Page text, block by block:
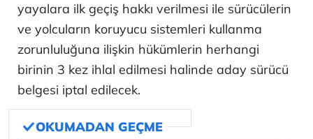
yayalara ilk geçiş hakkı verilmesi ile sürücülerin
ve yolcuların koruyucu sistemleri kullanma
zorunluluğuna ilişkin hükümlerin herhangi
birinin 3 kez ihlal edilmesi halinde aday sürücü
belgesi iptal edilecek.